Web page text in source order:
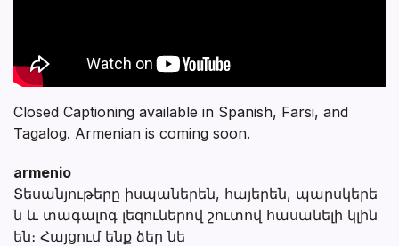
Closed Captioning available in Spanish, Farsi, and
Tagalog. Armenian is coming soon.
armenio
Տեսանյութերը իսպաներեն, հայերեն, պարսկերե
ն և տագալոգ լեզուներով շուտով հասանելի կլին
են։ Հայցում ենք ձեր նե